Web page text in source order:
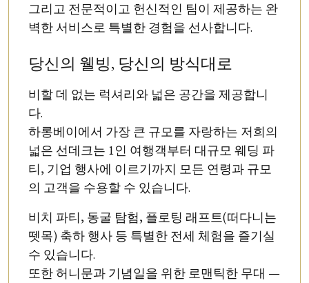
그리고 전문적이고 헌신적인 팀이 제공하는 완
벽한 서비스로 특별한 경험을 선사합니다.
당신의 웰빙, 당신의 방식대로
비할 데 없는 럭셔리와 넓은 공간을 제공합니
다.
하롱베이에서 가장 큰 규모를 자랑하는 저희의
넓은 선데크는 1인 여행객부터 대규모 웨딩 파
티, 기업 행사에 이르기까지 모든 연령과 규모
의 고객을 수용할 수 있습니다.
비치 파티, 동굴 탐험, 플로팅 래프트(떠다니는
뗏목) 축하 행사 등 특별한 전세 체험을 즐기실
수 있습니다.
또한 허니문과 기념일을 위한 로맨틱한 무대 —